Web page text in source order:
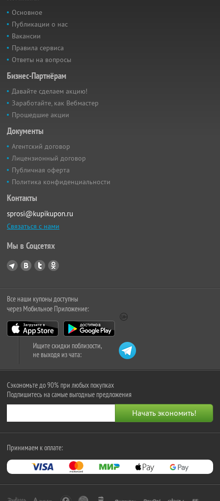
Основное
Публикации о нас
Вакансии
Правила сервиса
Ответы на вопросы
Бизнес-Партнёрам
Давайте сделаем акцию!
Заработайте, как Вебмастер
Прошедшие акции
Документы
Агентский договор
Лицензионный договор
Публичная оферта
Политика конфиденциальности
Контакты
sprosi@kupikupon.ru
Связаться с нами
Мы в Соцсетях
Все наши купоны доступны
через Мобильное Приложение:
Ищите скидки поблизости,
не выходя из чата:
Сэкономьте до 90% при любых покупках
Подпишитесь на самые выгодные предложения
Принимаем к оплате: